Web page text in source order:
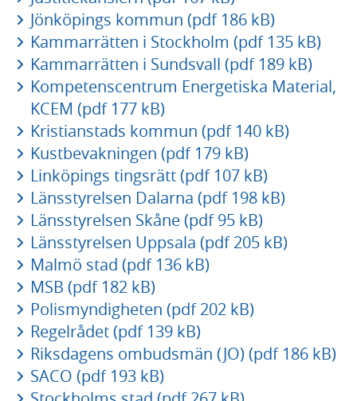
Jönköpings kommun (pdf 186 kB)
Kammarrätten i Stockholm (pdf 135 kB)
Kammarrätten i Sundsvall (pdf 189 kB)
Kompetenscentrum Energetiska Material,
KCEM (pdf 177 kB)
Kristianstads kommun (pdf 140 kB)
Kustbevakningen (pdf 179 kB)
Linköpings tingsrätt (pdf 107 kB)
Länsstyrelsen Dalarna (pdf 198 kB)
Länsstyrelsen Skåne (pdf 95 kB)
Länsstyrelsen Uppsala (pdf 205 kB)
Malmö stad (pdf 136 kB)
MSB (pdf 182 kB)
Polismyndigheten (pdf 202 kB)
Regelrådet (pdf 139 kB)
Riksdagens ombudsmän (JO) (pdf 186 kB)
SACO (pdf 193 kB)